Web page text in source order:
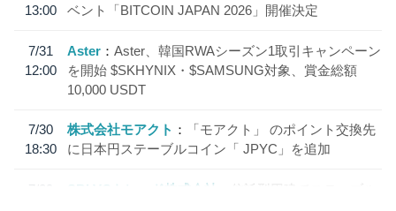
13:00
ベント「BITCOIN JAPAN 2026」開催決定
7/31
12:00
Aster
Aster、韓国RWAシーズン1取引キャンペーン
を開始 $SKHYNIX・$SAMSUNG対象、賞金総額
10,000 USDT
7/30
18:30
株式会社モアクト
「モアクト」 のポイント交換先
に日本円ステーブルコイン「 JPYC」を追加
7/29
SBI VCトレード株式会社
信託型円建てステーブル